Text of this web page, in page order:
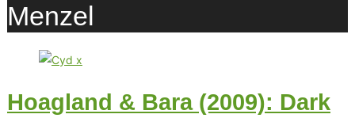
Menzel
Hoagland & Bara (2009): Dark